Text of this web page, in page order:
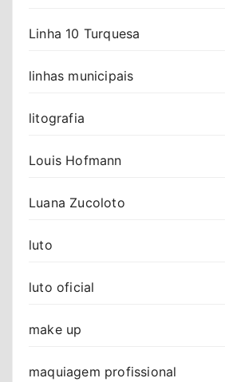
Linha 10 Turquesa
linhas municipais
litografia
Louis Hofmann
Luana Zucoloto
luto
luto oficial
make up
maquiagem profissional